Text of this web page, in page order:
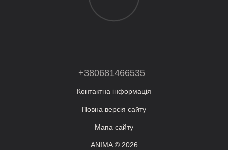
+380681466535
Контактна інформація
Повна версія сайту
Мапа сайту
ANIMA © 2026